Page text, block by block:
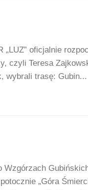
oficjalnie
czyli Teresa
wybrali trasę: Gubin...
Wzgórzach
„Góra